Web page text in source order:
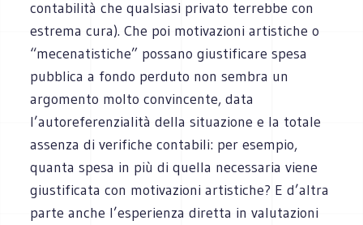
contabilità che qualsiasi privato terrebbe con
estrema cura). Che poi motivazioni artistiche o
“mecenatistiche” possano giustificare spesa
pubblica a fondo perduto non sembra un
argomento molto convincente, data
l’autoreferenzialità della situazione e la totale
assenza di verifiche contabili: per esempio,
quanta spesa in più di quella necessaria viene
giustificata con motivazioni artistiche? E d’altra
parte anche l’esperienza diretta in valutazioni